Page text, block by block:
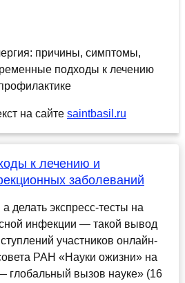
на сайте saintbasil.ru
к лечению и
заболеваний
делать экспресс-тесты на
инфекции — такой вывод
участников онлайн-
РАН «Науки ожизни» на
глобальный вызов науке» (16